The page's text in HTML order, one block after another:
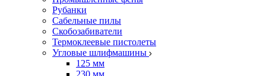
Рубанки
Сабельные пилы
Скобозабиватели
Термоклеевые пистолеты
Угловые шлифмашины
125 мм
230 мм